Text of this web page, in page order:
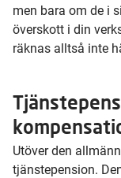
men bara om de i
överskott i din
räknas alltså inte
Utöver den
tjänstepension.